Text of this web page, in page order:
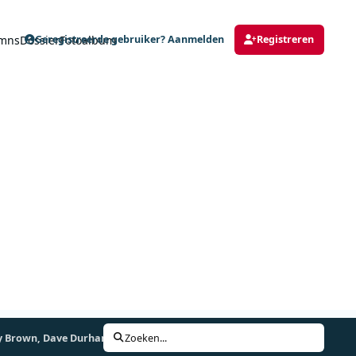
DossierFotoalbum
Geregistreerde gebruiker? Aanmelden Registreren
Dave Durham Zoeken...